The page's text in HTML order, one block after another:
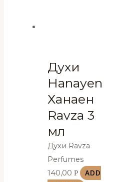
Духи
Hanayen
Ханаен
Ravza 3
мл
Духи Ravza
Perfumes
140,00Р
ADD